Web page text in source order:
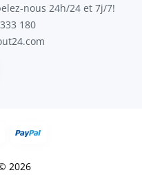
nous 24h/24 et 7j/7!
180
2026